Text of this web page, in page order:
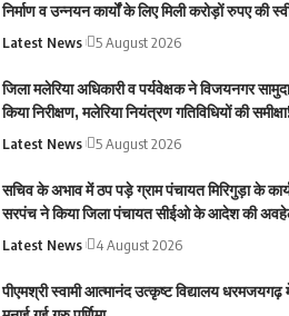
निर्माण व उन्नयन कार्यों के लिए मिली करोड़ों रुपए की
Latest News 5 August 2026
जिला मलेरिया अधिकारी व पर्यवेक्षक ने विजयनगर
किया निरीक्षण, मलेरिया नियंत्रण गतिविधियों की समीक्षा!
Latest News 5 August 2026
सचिव के अभाव में ठप पड़े ग्राम पंचायत मिरिगुड़ा के
सरपंच ने किया जिला पंचायत सीईओ के आदेश की
Latest News 4 August 2026
पीएमश्री स्वामी आत्मानंद उत्कृष्ट विद्यालय धरमजयगढ़